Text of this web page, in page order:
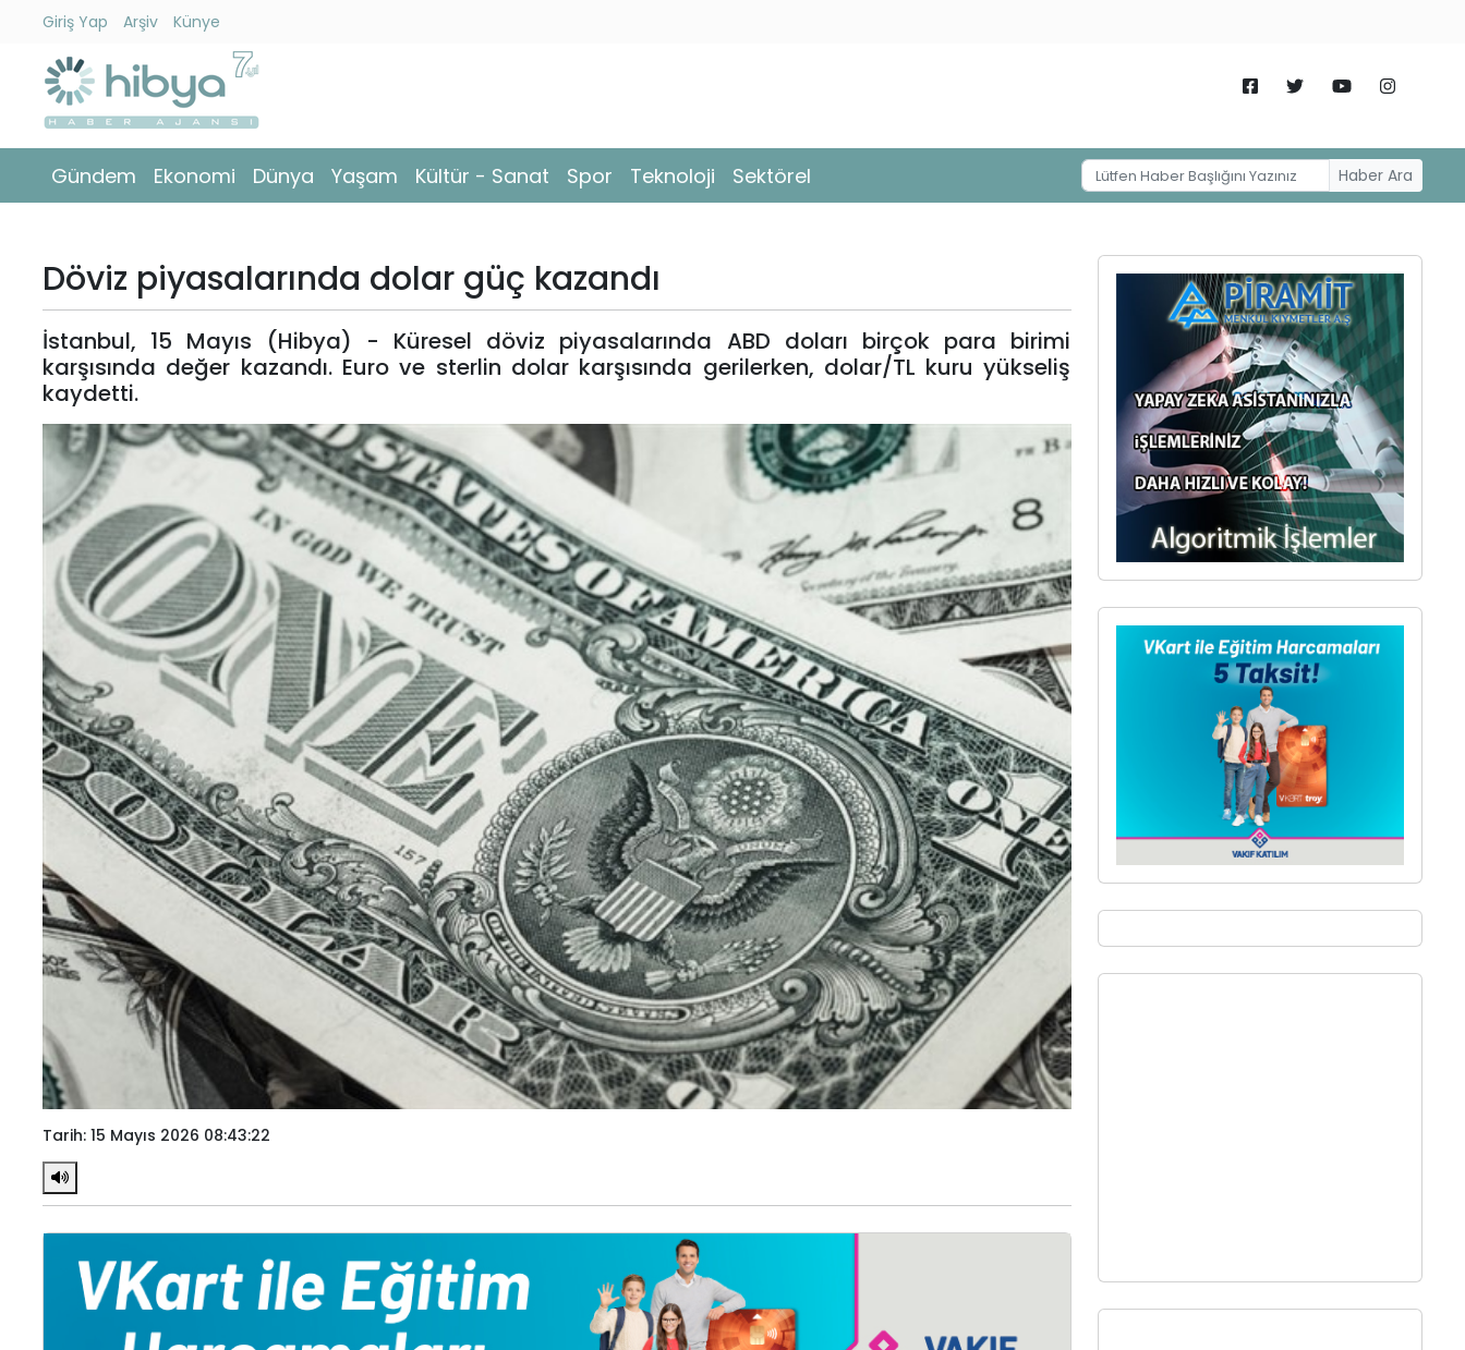
Giriş Yap Arşiv Künye
Gündem Ekonomi Dünya Yaşam Kültür - Sanat Spor Teknoloji Sektörel Haber Ara
Gündem
Ekonomi
Yaşam
Kültür
Sanat
Spor
Teknoloji
Sektörel
Künye
Giriş
Yap
Döviz piyasalarında dolar güç kazandı
İstanbul, 15 Mayıs (Hibya) - Küresel döviz piyasalarında ABD doları birçok para birimi
karşısında değer kazandı. Euro ve sterlin dolar karşısında gerilerken, dolar/TL kuru yükseliş
kaydetti.
Tarih: 15 Mayıs 2026 08:43:22